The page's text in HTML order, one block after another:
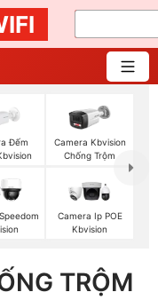
Đếm
Camera Kbvision
Chống Trộm
Camera Ip POE
Kbvision
TRỘM